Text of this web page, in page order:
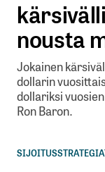
nousta
Jokainen
dollarin
dollariksi
Ron Baron.